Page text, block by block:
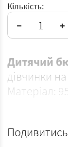
Кількість:
Дитячий
дівчинки
Матеріал: